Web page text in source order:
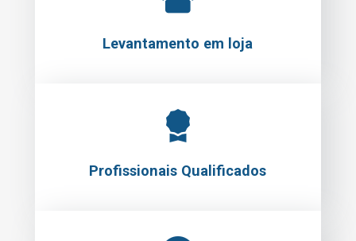
Levantamento em loja
Profissionais Qualificados